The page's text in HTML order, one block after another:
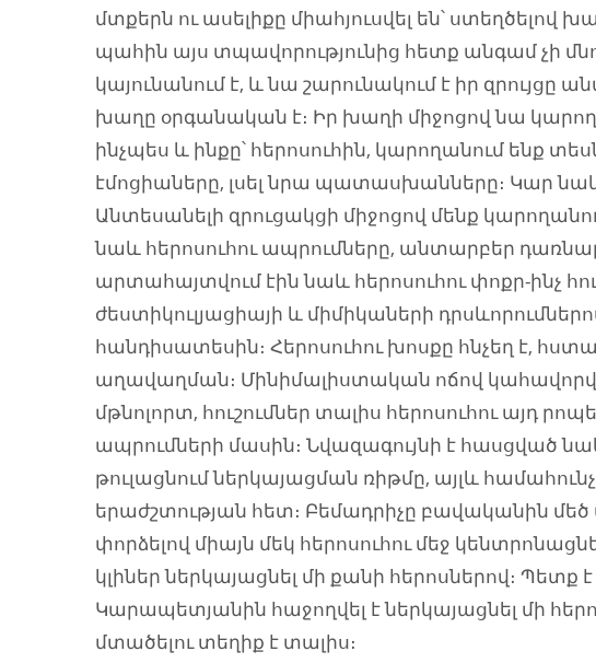
մտքերն ու ասելիքը միահյուսվել են՝
պահին այս տպավորությունից հետք անգամ չի
կայունանում է, և նա շարունակում է իր զրույցը
խաղը օրգանական է։ Իր խաղի միջոցով նա
ինչպես և ինքը՝ հերոսուհին, կարողանում ենք
էմոցիաները, լսել նրա պատասխանները։ Կար
Անտեսանելի զրուցակցի միջոցով մենք
նաև հերոսուհու ապրումները, անտարբեր
արտահայտվում էին նաև հերոսուհու փոքր-ինչ
ժեստիկուլյացիայի և միմիկաների
հանդիսատեսին։ Հերոսուհու խոսքը հնչեղ է,
աղավաղման։ Մինիմալիստական ոճով
մթնոլորտ, հուշումներ տալիս հերոսուհու այդ
ապրումների մասին։ Նվազագույնի է հասցված
թուլացնում ներկայացման ռիթմը, այլև
երաժշտության հետ։ Բեմադրիչը բավականին
փորձելով միայն մեկ հերոսուհու մեջ
կլիներ ներկայացնել մի քանի հերոսներով։ Պետք
Կարապետյանին հաջողվել է ներկայացնել մի
մտածելու տեղիք է տալիս։